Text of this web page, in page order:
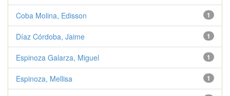
1
Coba Molina, Edisson
1
Díaz Córdoba, Jaime
1
Espinoza Galarza, Miguel
1
Espinoza, Mellisa